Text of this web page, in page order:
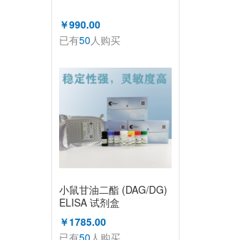
￥990.00
已有50人购买
小鼠甘油二酯 (DAG/DG)
ELISA 试剂盒
￥1785.00
已有50人购买